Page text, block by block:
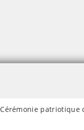
Cérémonie patriotique